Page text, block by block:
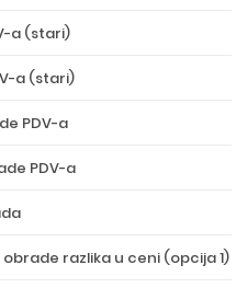
a (stari)
a (stari)
PDV-a
PDV-a
razlika u ceni (opcija 1)